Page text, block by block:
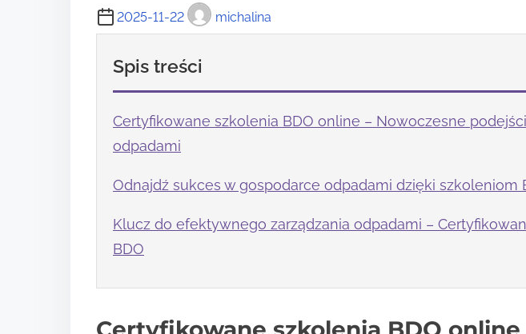
2025-11-22 michalina
Spis treści
Certyfikowane szkolenia BDO online – Nowoczesne
odpadami
Odnajdź sukces w gospodarce odpadami dzięki szkoleniom
Klucz do efektywnego zarządzania odpadami –
BDO